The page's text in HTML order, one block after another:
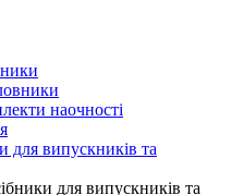
наочності
для випускників та
для випускників та